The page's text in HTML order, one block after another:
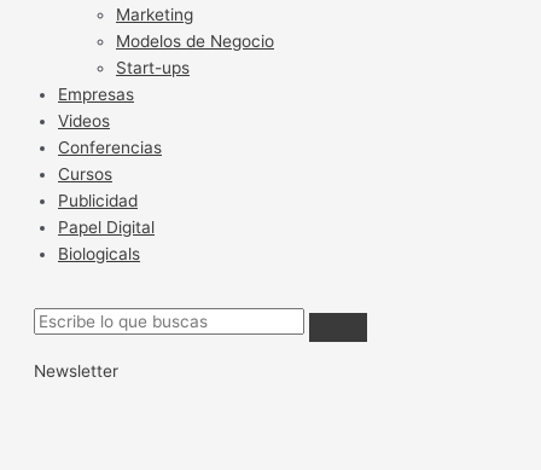
Marketing
Modelos de Negocio
Start-ups
Empresas
Videos
Conferencias
Cursos
Publicidad
Papel Digital
Biologicals
Newsletter